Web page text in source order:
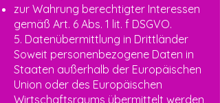
zur Wahrung berechtigter Interessen
gemäß Art. 6 Abs. 1 lit. f DSGVO.
5. Datenübermittlung in Drittländer
Soweit personenbezogene Daten in
Staaten außerhalb der Europäischen
Union oder des Europäischen
Wirtschaftsraums übermittelt werden,